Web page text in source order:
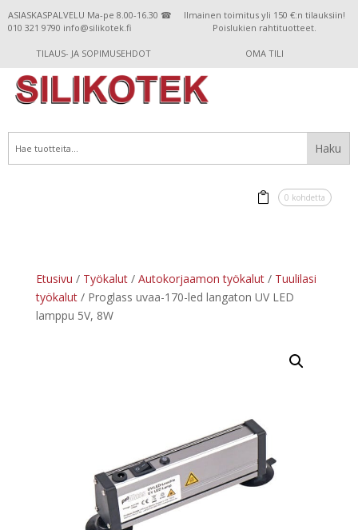
ASIASKASPALVELU Ma-pe 8.00-16.30 ☎
010 321 9790 info@silikotek.fi
Ilmainen toimitus yli 150 €:n tilauksiin!
Poislukien rahtituotteet.
TILAUS- JA SOPIMUSEHDOT OMA TILI
0 kohdetta
Etusivu / Työkalut/ Autokorjaamon työkalut/ Tuulilasi
työkalut/ Proglass uvaa-170-led langaton UV LED
lamppu 5V, 8W